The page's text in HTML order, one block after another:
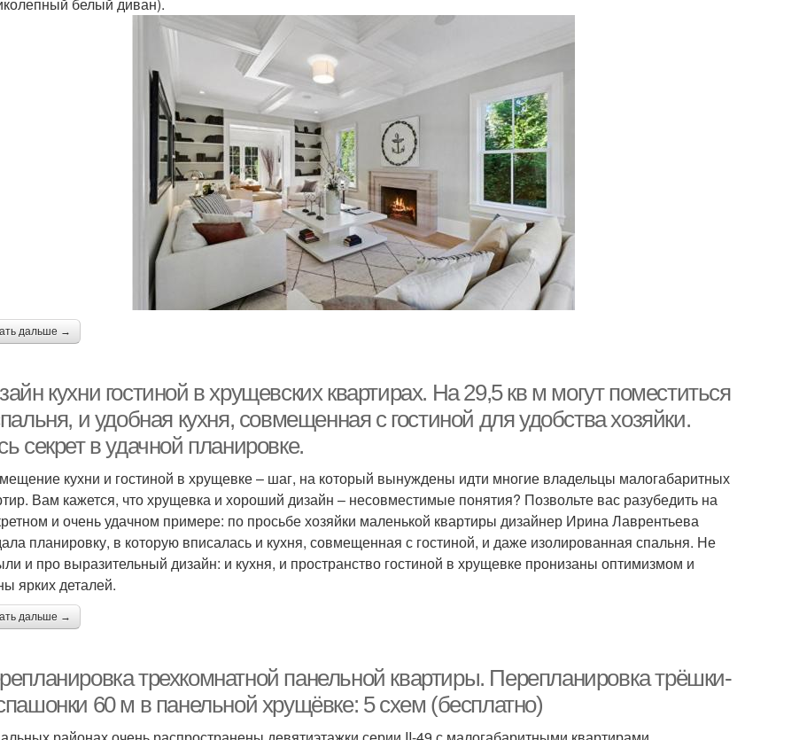
дальше →
кухни гостиной в хрущевских квартирах. На 29,5 кв м могут поместиться
и удобная кухня, совмещенная с гостиной для удобства хозяйки.
секрет в удачной планировке.
кухни и гостиной в хрущевке – шаг, на который вынуждены идти многие владельцы малогабаритных
Вам кажется, что хрущевка и хороший дизайн – несовместимые понятия? Позвольте вас разубедить на
и очень удачном примере: по просьбе хозяйки маленькой квартиры дизайнер Ирина Лаврентьева
планировку, в которую вписалась и кухня, совмещенная с гостиной, и даже изолированная спальня. Не
и про выразительный дизайн: и кухня, и пространство гостиной в хрущевке пронизаны оптимизмом и
ярких деталей.
дальше →
трехкомнатной панельной квартиры. Перепланировка трёшки-
60 м в панельной хрущёвке: 5 схем (бесплатно)